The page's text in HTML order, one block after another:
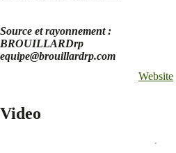
Source et rayonnement :
BROUILLARDrp
equipe@brouillardrp.com
Website
Video